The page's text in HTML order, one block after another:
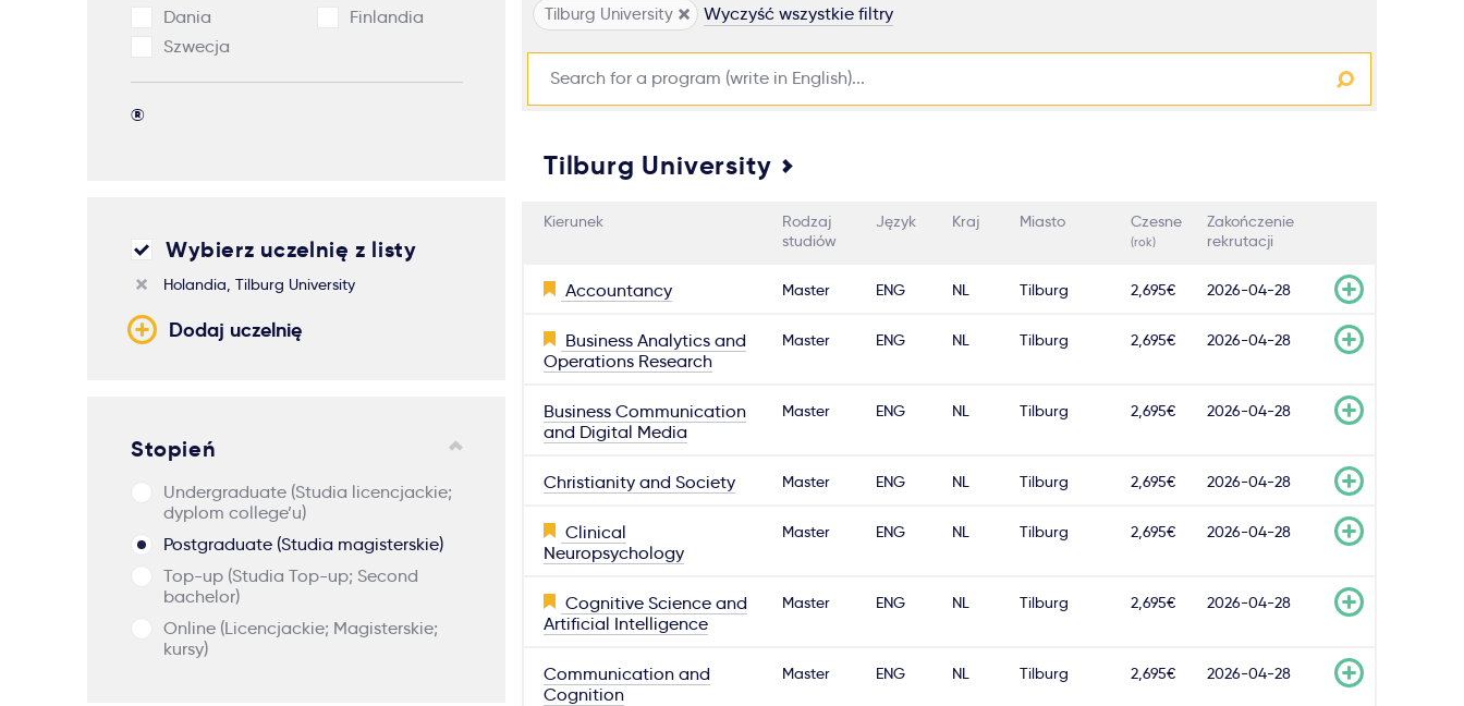
Tilburg University Wyczyść wszystkie filtry
Dania
Finlandia
Szwecja
®
Wybierz uczelnię z listy
Holandia, Tilburg University
Dodaj uczelnię
Stopień
Undergraduate (Studia licencjackie;
dyplom college’u)
Postgraduate (Studia magisterskie)
Top-up (Studia Top-up; Second
bachelor)
Online (Licencjackie; Magisterskie;
kursy)
Tilburg University
Kierunek
Rodzaj
studiów
Język Kraj Miasto Czesne
(rok)
Zakończenie
rekrutacji
Accountancy Master ENG NL Tilburg 2,695€ 2026-04-28
Business Analytics and
Operations Research
Master ENG NL Tilburg 2,695€ 2026-04-28
Business Communication
and Digital Media
Master ENG NL Tilburg 2,695€ 2026-04-28
Christianity and Society Master ENG NL Tilburg 2,695€ 2026-04-28
Clinical
Neuropsychology
Master ENG NL Tilburg 2,695€ 2026-04-28
Cognitive Science and
Artificial Intelligence
Master ENG NL Tilburg 2,695€ 2026-04-28
Communication and
Cognition
Master ENG NL Tilburg 2,695€ 2026-04-28